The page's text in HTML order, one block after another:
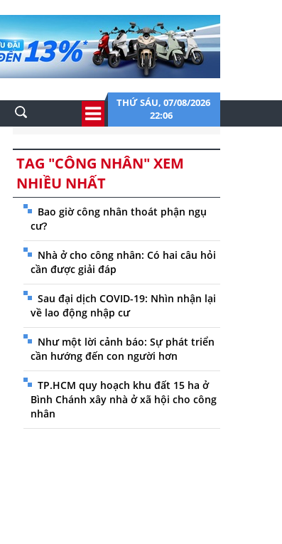
THỨ SÁU, 07/08/2026
22:06
TAG "CÔNG NHÂN" XEM
NHIỀU NHẤT
Bao giờ công nhân thoát phận ngụ
cư?
Nhà ở cho công nhân: Có hai câu hỏi
cần được giải đáp
Sau đại dịch COVID-19: Nhìn nhận lại
về lao động nhập cư
Như một lời cảnh báo: Sự phát triển
cần hướng đến con người hơn
TP.HCM quy hoạch khu đất 15 ha ở
Bình Chánh xây nhà ở xã hội cho công
nhân